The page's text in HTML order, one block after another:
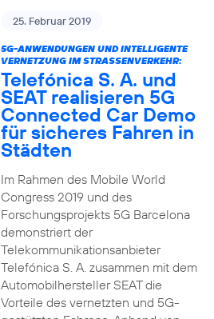
25. Februar 2019
5G-ANWENDUNGEN UND INTELLIGENTE
VERNETZUNG IM STRASSENVERKEHR:
Telefónica S. A. und
SEAT realisieren 5G
Connected Car Demo
für sicheres Fahren in
Städten
Im Rahmen des Mobile World
Congress 2019 und des
Forschungsprojekts 5G Barcelona
demonstriert der
Telekommunikationsanbieter
Telefónica S. A. zusammen mit dem
Automobilhersteller SEAT die
Vorteile des vernetzten und 5G-